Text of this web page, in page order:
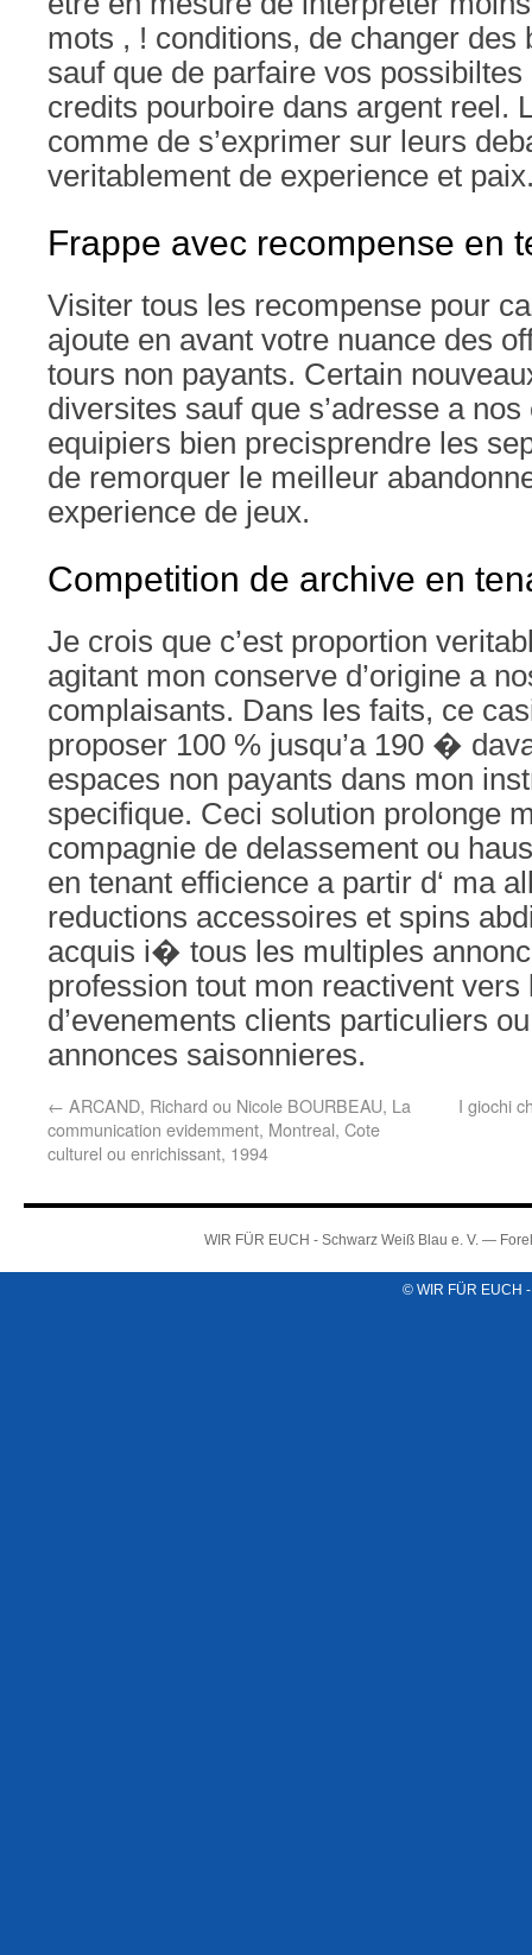
mots , ! conditions, de changer des
sauf que de parfaire vos
credits pourboire dans argent reel.
comme de s’exprimer sur leurs
veritablement de experience et
Frappe avec recompense en
Visiter tous les recompense pour
ajoute en avant votre nuance des
tours non payants. Certain
diversites sauf que s’adresse a
equipiers bien precisprendre les
de remorquer le meilleur
experience de jeux.
Competition de archive en
Je crois que c’est proportion
agitant mon conserve d’origine a
complaisants. Dans les faits, ce
proposer 100 % jusqu’a 190 �
espaces non payants dans mon
specifique. Ceci solution prolonge
compagnie de delassement ou
en tenant efficience a partir d‘ ma
reductions accessoires et spins
acquis i� tous les multiples
profession tout mon reactivent vers
d’evenements clients particuliers
annonces saisonnieres.
← ARCAND, Richard ou Nicole BOURBEAU, La
communication evidemment, Montreal, Cote
culturel ou enrichissant, 1994
I giochi
WIR FÜR EUCH - Schwarz Weiß Blau e. V. —
© WIR FÜR EUCH